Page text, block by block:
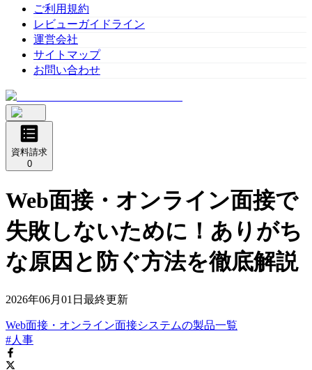
ご利用規約
レビューガイドライン
運営会社
サイトマップ
お問い合わせ
資料請求
0
Web面接・オンライン面接で
失敗しないために！ありがち
な原因と防ぐ方法を徹底解説
2026年06月01日 最終更新
Web面接・オンライン面接システムの製品一覧
#人事